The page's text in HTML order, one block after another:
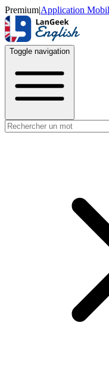
Premium|Application
Toggle navigation